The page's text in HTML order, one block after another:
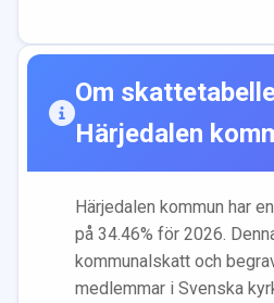
Om
Härjedalen
Härjedalen kommun har
på 34.46% för 2026.
kommunalskatt och
medlemmar i Svenska